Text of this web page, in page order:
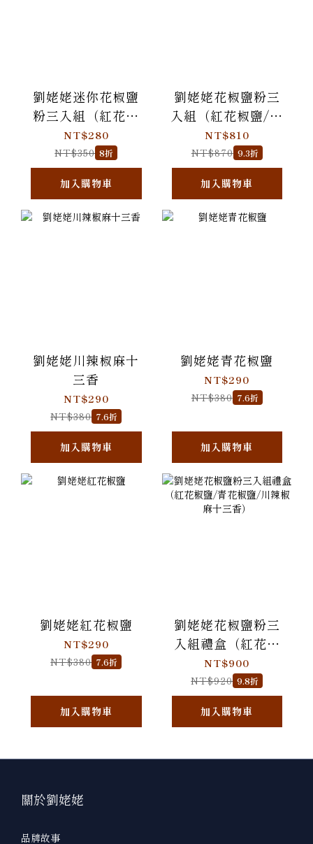
劉姥姥迷你花椒鹽
粉三入組（紅花椒
鹽/青花椒鹽/川辣椒
麻十三香）
NT$280
NT$350 8折
加入購物車
劉姥姥花椒鹽粉三
入組（紅花椒鹽/青
花椒鹽/川辣椒麻十
三香）
NT$810
NT$870 9.3折
加入購物車
劉姥姥川辣椒麻十
三香
NT$290
NT$380 7.6折
加入購物車
劉姥姥青花椒鹽
NT$290
NT$380 7.6折
加入購物車
劉姥姥紅花椒鹽
NT$290
NT$380 7.6折
加入購物車
劉姥姥花椒鹽粉三
入組禮盒（紅花椒
鹽/青花椒鹽/川辣椒
麻十三香）
NT$900
NT$920 9.8折
加入購物車
關於劉姥姥
品牌故事